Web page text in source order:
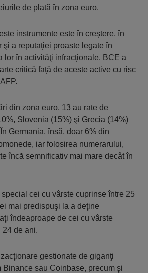
de plată în zona euro.
instrumente este în creştere, în
şi a reputaţiei proaste legate în
lor în activităţi infracţionale. BCE a
critică faţă de aceste active cu risc
din zona euro, 13 au rate de
Slovenia (15%) şi Grecia (14%)
Germania, însă, doar 6% din
iar folosirea numerarului,
încă semnificativ mai mare decât în
cei cu vârste cuprinse între 25
mai predispuşi la a deţine
îndeaproape de cei cu vârste
24 de ani.
gestionate de giganţi
Binance sau Coinbase, precum şi